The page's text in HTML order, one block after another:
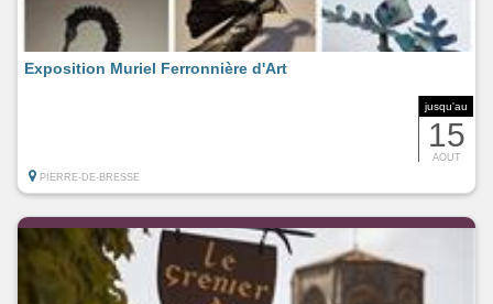
jusqu'au
15
AOUT
Exposition Muriel Ferronnière d'Art
PIERRE-DE-BRESSE